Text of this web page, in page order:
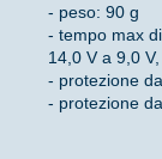
- peso: 90 g
- tempo max
14,0 V a 9,0
- protezione
- protezione